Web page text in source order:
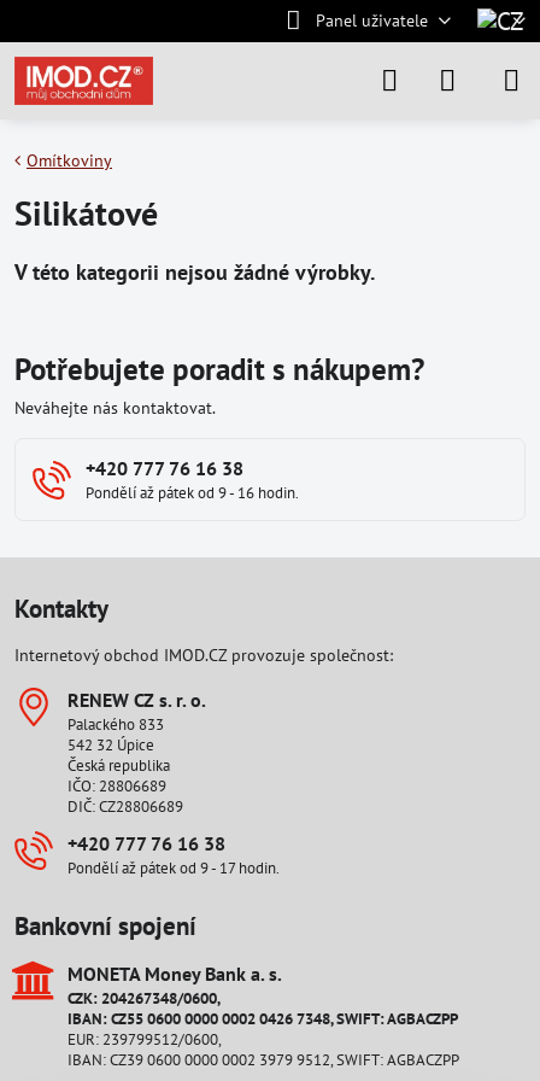
Panel uživatele
Omítkoviny
Silikátové
Potřebujete poradit s nákupem?
Neváhejte nás kontaktovat.
+420 777 76 16 38
Pondělí až pátek od 9 - 16 hodin.
Kontakty
Internetový obchod IMOD.CZ provozuje společnost:
RENEW CZ s​. r​. o​.
Palackého 833
542 32 Úpice
Česká republika
IČO: 28806689
DIČ: CZ28806689
+420 777 76 16 38
Pondělí až pátek od 9 - 17 hodin.
Bankovní spojení
MONETA Money Bank a​. s​.
CZK: 204267348/0600,
IBAN: CZ55 0600 0000 0002 0426 7348, SWIFT: AGBACZPP
EUR: 239799512/0600,
IBAN: CZ39 0600 0000 0002 3979 9512, SWIFT: AGBACZPP